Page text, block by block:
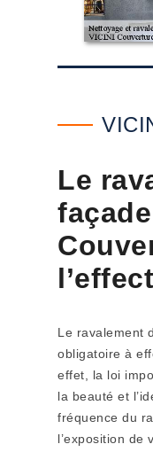
Le
Le ravalement
obligatoire à
effet, la loi
la beauté et
fréquence du
l’exposition de